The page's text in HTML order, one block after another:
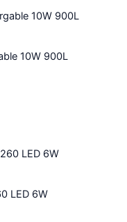
10W 900L
LED 6W